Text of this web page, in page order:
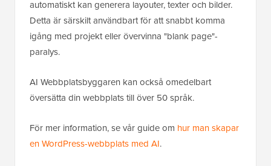
automatiskt kan generera layouter, texter och bilder.
Detta är särskilt användbart för att snabbt komma
igång med projekt eller övervinna "blank page"-
paralys.
AI Webbplatsbyggaren kan också omedelbart
översätta din webbplats till över 50 språk.
För mer information, se vår guide om hur man skapar
en WordPress-webbplats med AI.